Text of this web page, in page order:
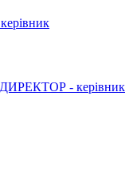
- керівник